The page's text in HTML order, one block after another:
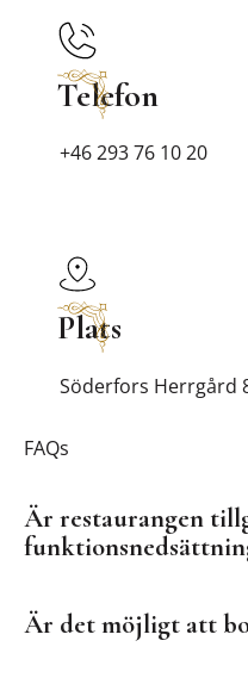
Telefon
+46 293 76 10 20
Plats
Söderfors Herrgård
FAQs
Är restaurangen
Är det möjligt att